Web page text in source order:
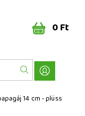
0 Ft
14 cm - plüss